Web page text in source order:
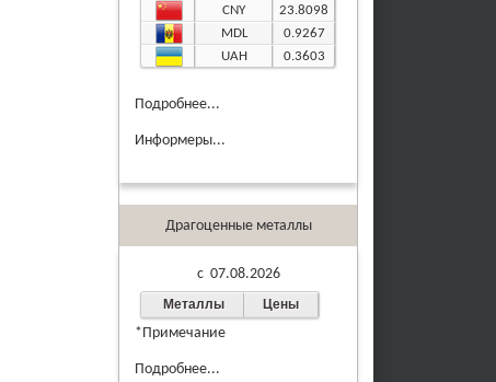
CNY
23.8098
MDL
0.9267
UAH
0.3603
Подробнее...
Информеры...
Драгоценные металлы
c 07.08.2026
Металлы Цены
*Примечание
Подробнее...